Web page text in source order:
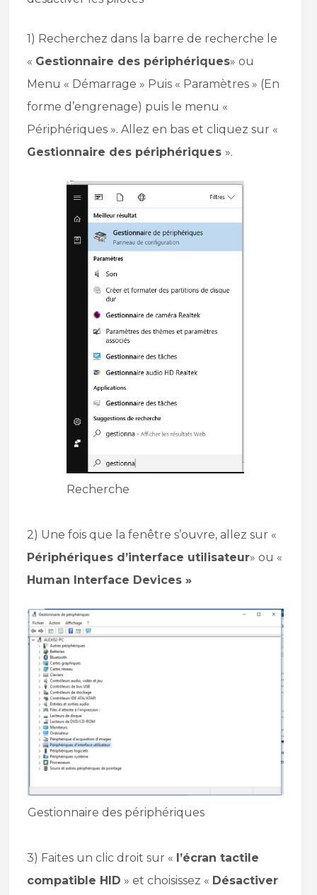
1) Recherchez dans la barre de recherche le
« Gestionnaire des périphériques» ou
Menu « Démarrage » Puis « Paramètres » (En
forme d’engrenage) puis le menu «
Périphériques ». Allez en bas et cliquez sur «
Gestionnaire des périphériques ».
Recherche
2) Une fois que la fenêtre s’ouvre, allez sur «
Périphériques d’interface utilisateur» ou «
Human Interface Devices »
Gestionnaire des périphériques
3) Faites un clic droit sur « l’écran tactile
compatible HID » et choisissez « Désactiver